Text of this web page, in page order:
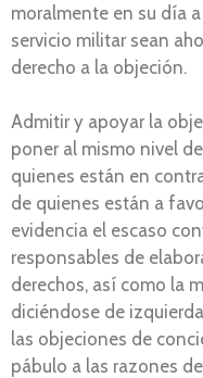
moralmente en su día
servicio militar sean
derecho a la objeción.
Admitir y apoyar la
poner al mismo nivel
quienes están en
de quienes están a
evidencia el escaso
responsables de
derechos, así como la
diciéndose de
las objeciones de
pábulo a las razones